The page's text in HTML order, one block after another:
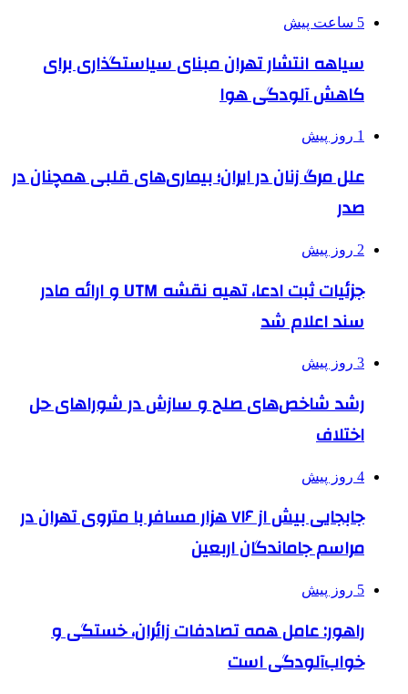
5 ساعت پیش
سیاهه انتشار تهران مبنای سیاستگذاری برای
کاهش آلودگی هوا
1 روز پیش
علل مرگ زنان در ایران؛ بیماری‌های قلبی همچنان در
صدر
2 روز پیش
جزئیات ثبت ادعا، تهیه نقشه UTM و ارائه مادر
سند اعلام شد
3 روز پیش
رشد شاخص‌های صلح و سازش در شوراهای حل
اختلاف
4 روز پیش
جابجایی بیش از ۷۱۶ هزار مسافر با متروی تهران در
مراسم جاماندگان اربعین
5 روز پیش
راهور: عامل همه تصادفات زائران، خستگی و
خواب‌آلودگی است